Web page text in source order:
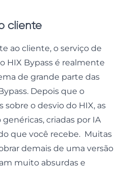
cliente
ao cliente, o serviço de
HIX Bypass é realmente
de grande parte das
Depois que o
sobre o desvio do HIX, as
criadas por IA
que você recebe. Muitas
demais de uma versão
muito absurdas e